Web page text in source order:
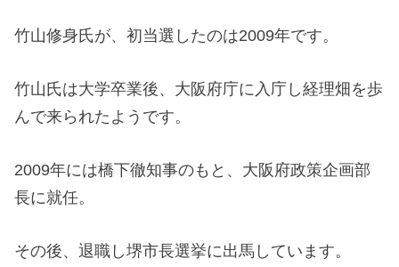
竹山修身氏が、初当選したのは2009年です。
竹山氏は大学卒業後、大阪府庁に入庁し経理畑を歩
んで来られたようです。
2009年には橋下徹知事のもと、大阪府政策企画部
長に就任。
その後、退職し堺市長選挙に出馬しています。